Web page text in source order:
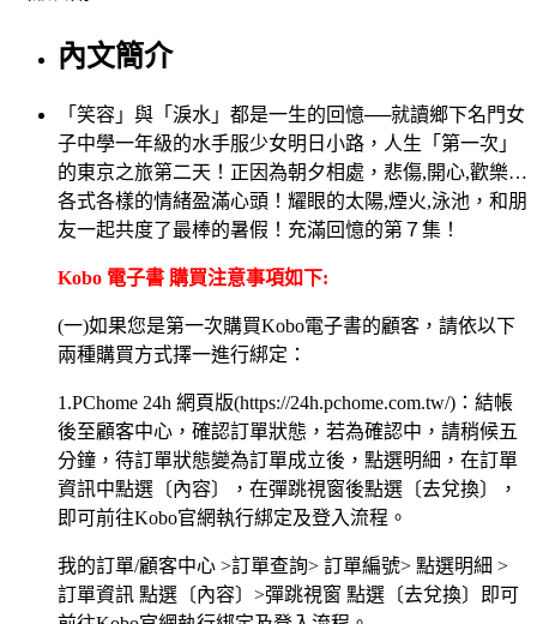
內文簡介
「笑容」與「淚水」都是一生的回憶──就讀鄉下名門女
子中學一年級的水手服少女明日小路，人生「第一次」
的東京之旅第二天！正因為朝夕相處，悲傷,開心,歡樂…
各式各樣的情緒盈滿心頭！耀眼的太陽,煙火,泳池，和朋
友一起共度了最棒的暑假！充滿回憶的第７集！
Kobo 電子書 購買注意事項如下:
(一)如果您是第一次購買Kobo電子書的顧客，請依以下
兩種購買方式擇一進行綁定：
1.PChome 24h 網頁版(https://24h.pchome.com.tw/)：結帳
後至顧客中心，確認訂單狀態，若為確認中，請稍候五
分鐘，待訂單狀態變為訂單成立後，點選明細，在訂單
資訊中點選〔內容〕，在彈跳視窗後點選〔去兌換〕，
即可前往Kobo官網執行綁定及登入流程。
我的訂單/顧客中心 >訂單查詢> 訂單編號> 點選明細 >
訂單資訊 點選〔內容〕>彈跳視窗 點選〔去兌換〕即可